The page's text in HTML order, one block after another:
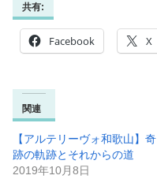
共有:
Facebook X
関連
【アルテリーヴォ和歌山】奇
跡の軌跡とそれからの道
2019年10月8日